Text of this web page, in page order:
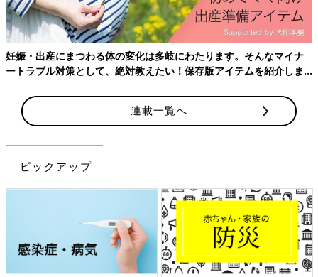
PROFILE）
ライター・エディター、ファイナンシャルプランナー。3人の娘
の母。自身のライフプランに役立てるためにファイナンシャルプ
ランナー資格を取得。子どもの金銭教育、教育資金、奨学金など
にくわしい。著書に『決定版 ママ、言わないで！子どもが自信
を失う言葉66』（学研プラス）ほか。
※文中のコメントは「たまひよ」アプリユーザーから集めた体験
※記事の内容は2026年2月の情報であり、現在と異なる場合があ
ります。
妊娠・出産にまつわる体の変化は多岐にわたります。そんなマイナ
ートラブル対策として、絶対教えたい！保存版アイテムを紹介しま
連載一覧へ
ピックアップ